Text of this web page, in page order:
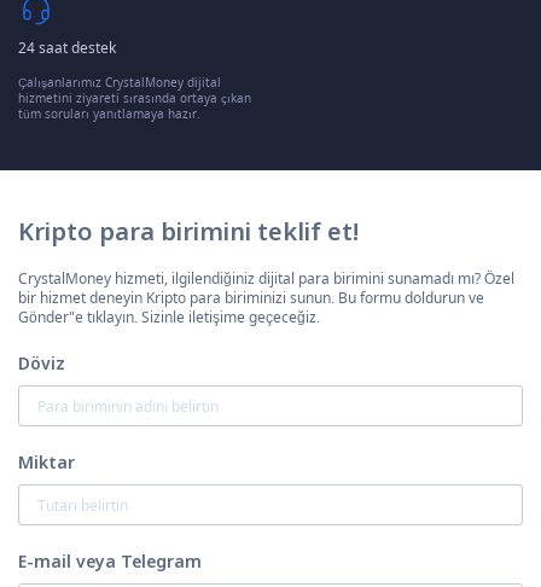
24 saat destek
Çalışanlarımız CrystalMoney dijital
hizmetini ziyareti sırasında ortaya çıkan
tüm soruları yanıtlamaya hazır.
Kripto para birimini teklif et!
CrystalMoney hizmeti, ilgilendiğiniz dijital para birimini sunamadı mı? Özel
bir hizmet deneyin Kripto para biriminizi sunun. Bu formu doldurun ve
Gönder"e tıklayın. Sizinle iletişime geçeceğiz.
Döviz
Miktar
E-mail veya Telegram